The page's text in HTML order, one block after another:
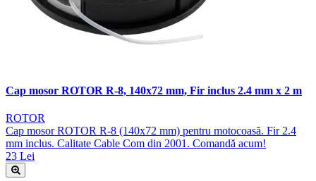
Cap mosor ROTOR R-8, 140x72 mm, Fir inclus 2.4 mm x 2 m
ROTOR
Cap mosor ROTOR R-8 (140x72 mm) pentru motocoasă. Fir 2.4
mm inclus. Calitate Cable Com din 2001. Comandă acum!
23 Lei